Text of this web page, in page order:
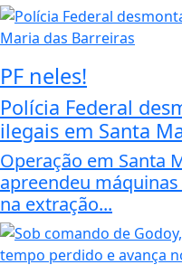
PF neles!
Polícia Federal
ilegais em Santa
Operação em Santa
apreendeu
na extração...